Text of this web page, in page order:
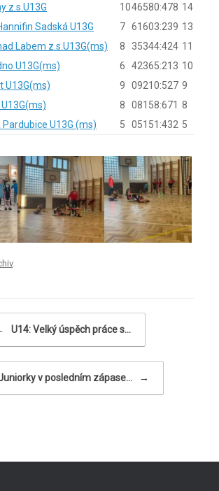
z.s.U13G 1046580:478 14
Sadská U13G 7 61 603:239 13
Labem z.s.U13G(ms) 8 35344:424 11
U13G(ms) 6 42365:213 10
U13G(ms) 9 09210:527 9
8 08158:671 8
Pardubice U13G (ms) 5 05151:432 5
.
U14: Velký úspěch práce s…
v posledním zápase… →